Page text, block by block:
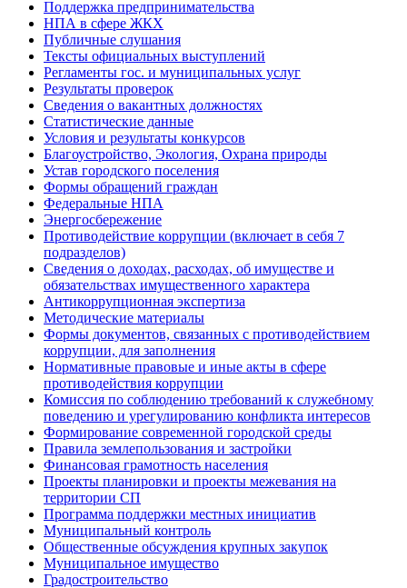
Поддержка предпринимательства
НПА в сфере ЖКХ
Публичные слушания
Тексты официальных выступлений
Регламенты гос. и муниципальных услуг
Результаты проверок
Сведения о вакантных должностях
Статистические данные
Условия и результаты конкурсов
Благоустройство, Экология, Охрана природы
Устав городского поселения
Формы обращений граждан
Федеральные НПА
Энергосбережение
Противодействие коррупции (включает в себя 7
подразделов)
Сведения о доходах, расходах, об имуществе и
обязательствах имущественного характера
Антикоррупционная экспертиза
Методические материалы
Формы документов, связанных с противодействием
коррупции, для заполнения
Нормативные правовые и иные акты в сфере
противодействия коррупции
Комиссия по соблюдению требований к служебному
поведению и урегулированию конфликта интересов
Формирование современной городской среды
Правила землепользования и застройки
Финансовая грамотность населения
Проекты планировки и проекты межевания на
территории СП
Программа поддержки местных инициатив
Муниципальный контроль
Общественные обсуждения крупных закупок
Муниципальное имущество
Градостроительство